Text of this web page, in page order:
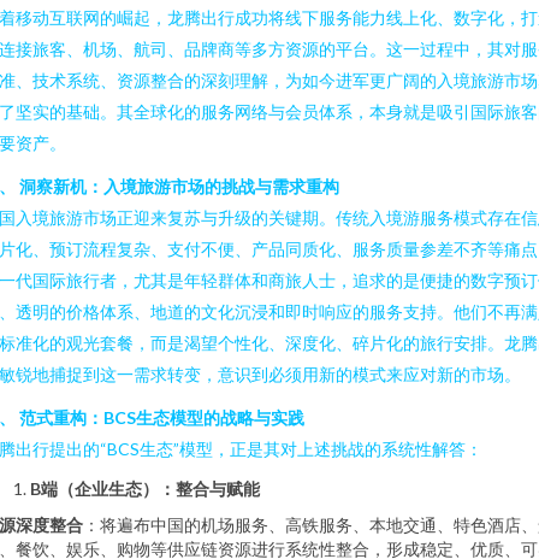
移动互联网的崛起，龙腾出行成功将线下服务能力线上化、数字化，
接旅客、机场、航司、品牌商等多方资源的平台。这一过程中，其对
、技术系统、资源整合的深刻理解，为如今进军更广阔的入境旅游市
坚实的基础。其全球化的服务网络与会员体系，本身就是吸引国际旅
资产。
洞察新机：入境旅游市场的挑战与需求重构
入境旅游市场正迎来复苏与升级的关键期。传统入境游服务模式存在
化、预订流程复杂、支付不便、产品同质化、服务质量参差不齐等痛
代国际旅行者，尤其是年轻群体和商旅人士，追求的是便捷的数字预
透明的价格体系、地道的文化沉浸和即时响应的服务支持。他们不再
准化的观光套餐，而是渴望个性化、深度化、碎片化的旅行安排。龙
锐地捕捉到这一需求转变，意识到必须用新的模式来应对新的市场。
范式重构：BCS生态模型的战略与实践
出行提出的“BCS生态”模型，正是其对上述挑战的系统性解答：
B端（企业生态）：整合与赋能
深度整合 ：将遍布中国的机场服务、高铁服务、本地交通、特色酒店
餐饮、娱乐、购物等供应链资源进行系统性整合，形成稳定、优质、